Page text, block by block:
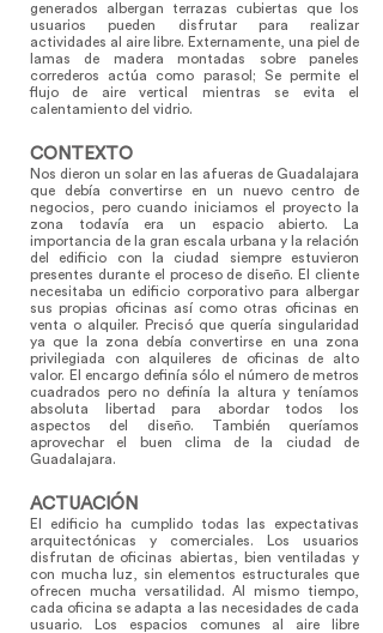
generados albergan terrazas cubiertas que los
usuarios pueden disfrutar para realizar
actividades al aire libre. Externamente, una piel de
lamas de madera montadas sobre paneles
correderos actúa como parasol; Se permite el
flujo de aire vertical mientras se evita el
calentamiento del vidrio.
CONTEXTO
Nos dieron un solar en las afueras de Guadalajara
que debía convertirse en un nuevo centro de
negocios, pero cuando iniciamos el proyecto la
zona todavía era un espacio abierto. La
importancia de la gran escala urbana y la relación
del edificio con la ciudad siempre estuvieron
presentes durante el proceso de diseño. El cliente
necesitaba un edificio corporativo para albergar
sus propias oficinas así como otras oficinas en
venta o alquiler. Precisó que quería singularidad
ya que la zona debía convertirse en una zona
privilegiada con alquileres de oficinas de alto
valor. El encargo definía sólo el número de metros
cuadrados pero no definía la altura y teníamos
absoluta libertad para abordar todos los
aspectos del diseño. También queríamos
aprovechar el buen clima de la ciudad de
Guadalajara.
ACTUACIÓN
El edificio ha cumplido todas las expectativas
arquitectónicas y comerciales. Los usuarios
disfrutan de oficinas abiertas, bien ventiladas y
con mucha luz, sin elementos estructurales que
ofrecen mucha versatilidad. Al mismo tiempo,
cada oficina se adapta a las necesidades de cada
usuario. Los espacios comunes al aire libre